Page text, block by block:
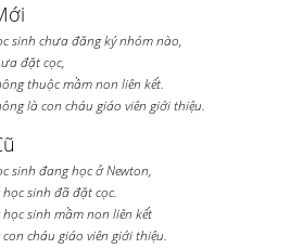
sinh chưa đăng ký nhóm nào,
đặt cọc,
thuộc mầm non liên kết.
là con cháu giáo viên giới thiệu.
sinh đang học ở Newton,
học sinh đã đặt cọc.
học sinh mầm non liên kết
con cháu giáo viên giới thiệu.